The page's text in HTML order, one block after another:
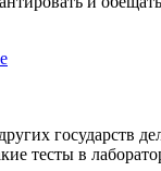
государств
тесты в